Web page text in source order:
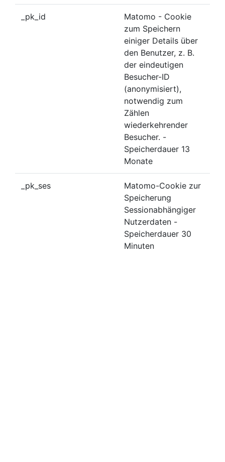
_pk_id
Matomo - Cookie
zum Speichern
einiger Details über
den Benutzer, z. B.
der eindeutigen
Besucher-ID
(anonymisiert),
notwendig zum
Zählen
wiederkehrender
Besucher. -
Speicherdauer 13
Monate
_pk_ses
Matomo-Cookie zur
Speicherung
Sessionabhängiger
Nutzerdaten -
Speicherdauer 30
Minuten